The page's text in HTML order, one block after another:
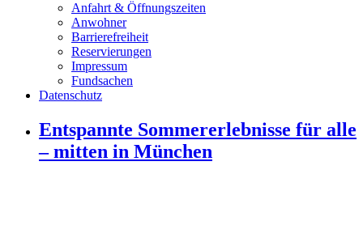
Anfahrt & Öffnungszeiten
Anwohner
Barrierefreiheit
Reservierungen
Impressum
Fundsachen
Datenschutz
Entspannte Sommererlebnisse für alle
– mitten in München